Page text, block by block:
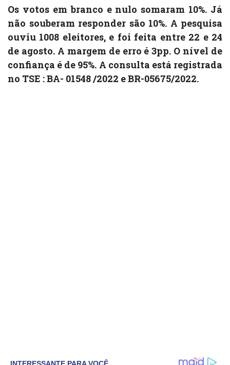
Os votos em branco e nulo somaram 10%. Já
não souberam responder são 10%. A pesquisa
ouviu 1008 eleitores, e foi feita entre 22 e 24
de agosto. A margem de erro é 3pp. O nível de
confiança é de 95%. A consulta está registrada
no TSE : BA- 01548 /2022 e BR-05675/2022.